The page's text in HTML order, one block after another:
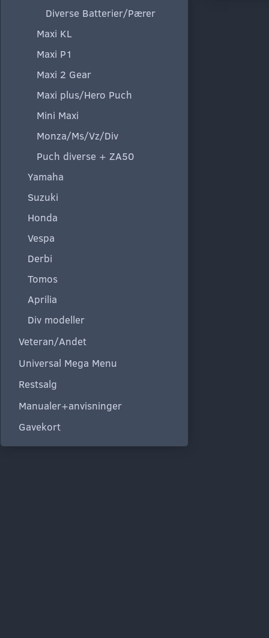
Diverse Batterier/Pærer
Maxi KL
Maxi P1
Maxi 2 Gear
Maxi plus/Hero Puch
Mini Maxi
Monza/Ms/Vz/Div
Puch diverse + ZA50
Yamaha
Suzuki
Honda
Vespa
Derbi
Tomos
Aprilia
Div modeller
Veteran/Andet
Universal Mega Menu
Restsalg
Manualer+anvisninger
Gavekort